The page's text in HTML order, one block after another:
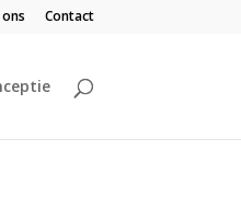
Contact